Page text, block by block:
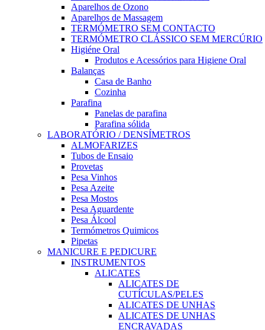
Aparelhos de Ozono
Aparelhos de Massagem
TERMÓMETRO SEM CONTACTO
TERMÓMETRO CLÁSSICO SEM MERCÚRIO
Higiéne Oral
Produtos e Acessórios para Higiene Oral
Balanças
Casa de Banho
Cozinha
Parafina
Panelas de parafina
Parafina sólida
LABORATÓRIO / DENSÍMETROS
ALMOFARIZES
Tubos de Ensaio
Provetas
Pesa Vinhos
Pesa Azeite
Pesa Mostos
Pesa Aguardente
Pesa Álcool
Termómetros Quimicos
Pipetas
MANICURE E PEDICURE
INSTRUMENTOS
ALICATES
ALICATES DE
CUTÍCULAS/PELES
ALICATES DE UNHAS
ALICATES DE UNHAS
ENCRAVADAS